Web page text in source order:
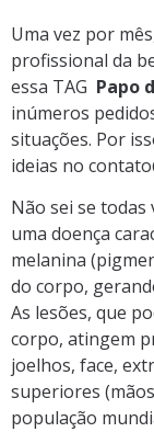
Uma vez por
profissional da
essa TAG Papo
inúmeros
situações. Por
ideias no
Não sei se todas
uma doença
melanina
do corpo,
As lesões, que
corpo, atingem
joelhos, face,
superiores
população